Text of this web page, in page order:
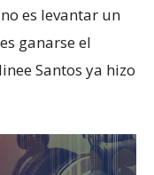
es levantar un
ganarse el
Santos ya hizo